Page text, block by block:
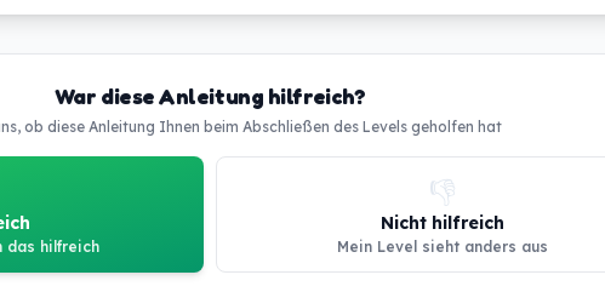
War diese Anleitung hilfreich?
ob diese Anleitung Ihnen beim Abschließen des Levels geholfen hat
das hilfreich
👎
Nicht hilfreich
Mein Level sieht anders aus